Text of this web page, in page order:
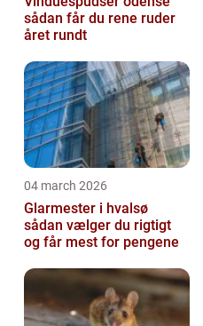
sådan får du rene ruder
året rundt
04 march 2026
Glarmester i hvalsø
sådan vælger du rigtigt
og får mest for pengene